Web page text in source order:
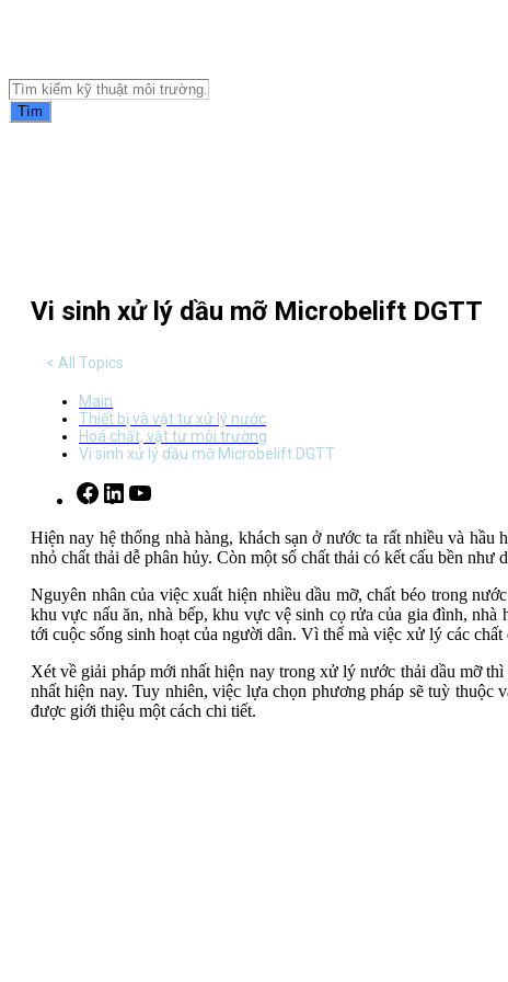
Tìm
Vi sinh xử lý dầu mỡ Microbelift DGTT
< All Topics
Main
Thiết bị và vật tư xử lý nước
Hoá chất, vật tư môi trường
Vi sinh xử lý dầu mỡ Microbelift DGTT
Facebook
LinkedIn
Hiện nay hệ thống nhà hàng, khách sạn ở nước ta rất nhiều và
nhỏ chất thải dễ phân hủy. Còn một số chất thải có kết cấu bền
Nguyên nhân của việc xuất hiện nhiều dầu mỡ, chất béo trong
khu vực nấu ăn, nhà bếp, khu vực vệ sinh cọ rửa của gia đình,
tới cuộc sống sinh hoạt của người dân. Vì thế mà việc xử lý các chất
Xét về giải pháp mới nhất hiện nay trong xử lý nước thải dầu mỡ
nhất hiện nay. Tuy nhiên, việc lựa chọn phương pháp sẽ tuỳ
được giới thiệu một cách chi tiết.